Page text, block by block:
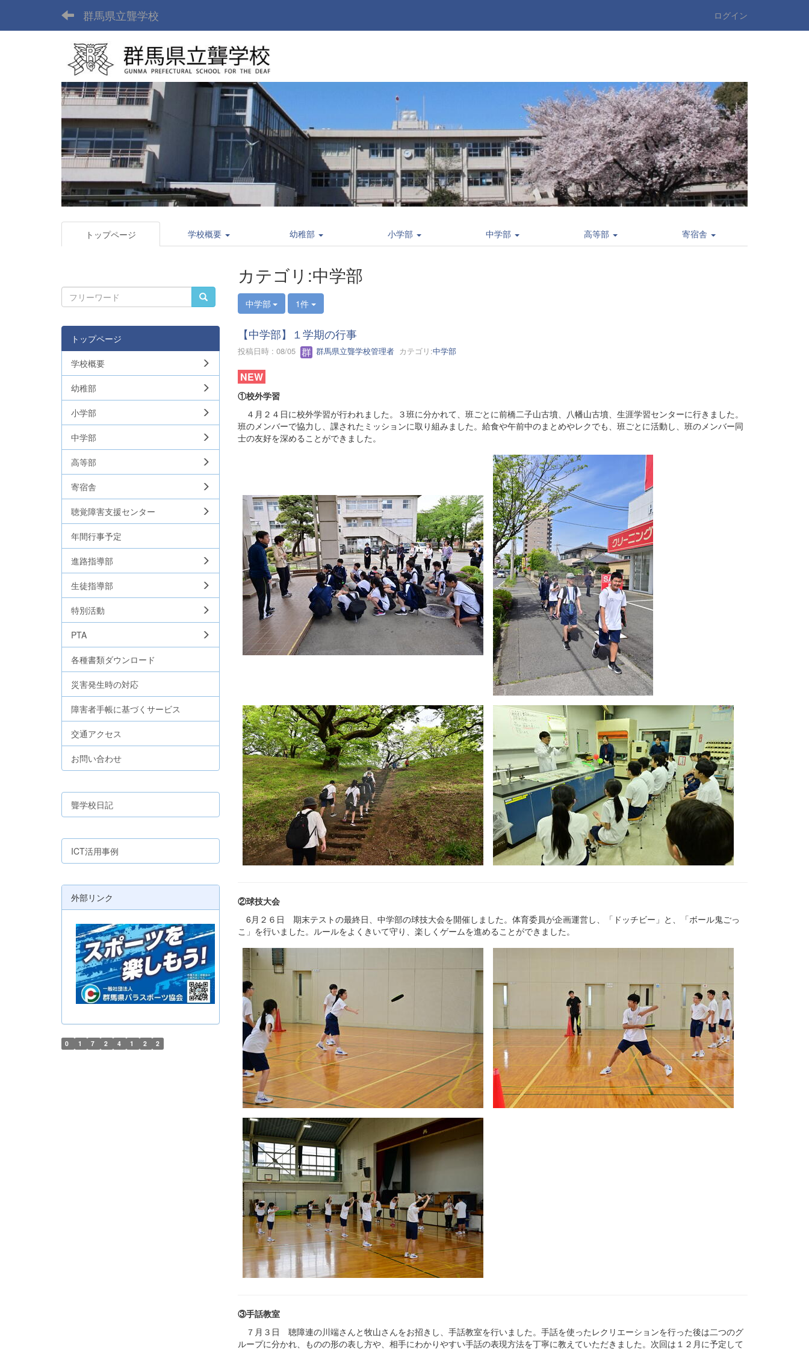
群馬県立聾学校 ログイン
トップページ 学校概要 幼稚部 小学部 中学部 高等部 寄宿舎
カテゴリ:中学部
中学部 1件
【中学部】１学期の行事
投稿日時 : 08/05 群馬県立聾学校管理者カテゴリ:中学部
NEW
①校外学習
４月２４日に校外学習が行われました。３班に分かれて、班ごとに前橋二子山古墳、八幡山古墳、生涯学習センターに行きました。
班のメンバーで協力し、課されたミッションに取り組みました。給食や午前中のまとめやレクでも、班ごとに活動し、班のメンバー同
士の友好を深めることができました。
②球技大会
6月２６日 期末テストの最終日、中学部の球技大会を開催しました。体育委員が企画運営し、「ドッチビー」と、「ボール鬼ごっ
こ」を行いました。ルールをよくきいて守り、楽しくゲームを進めることができました。
③手話教室
７月３日 聴障連の川端さんと牧山さんをお招きし、手話教室を行いました。手話を使ったレクリエーションを行った後は二つのグ
ループに分かれ、ものの形の表し方や、相手にわかりやすい手話の表現方法を丁寧に教えていただきました。次回は１２月に予定して
トップページ
学校概要
幼稚部
小学部
中学部
高等部
寄宿舎
聴覚障害支援センター
年間行事予定
進路指導部
生徒指導部
特別活動
PTA
各種書類ダウンロード
災害発生時の対応
障害者手帳に基づくサービス
交通アクセス
お問い合わせ
聾学校日記
ICT活用事例
外部リンク
0 1 7 2 4 1 2 2